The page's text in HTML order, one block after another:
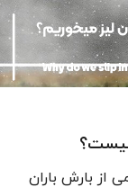
از بارش باران